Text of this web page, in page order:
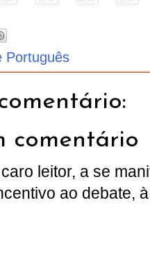
Português
comentário
leitor, a se
ao debate,